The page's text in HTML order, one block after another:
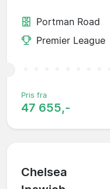
Portman Road
Premier League
Pris fra
47 655,-
Chelsea